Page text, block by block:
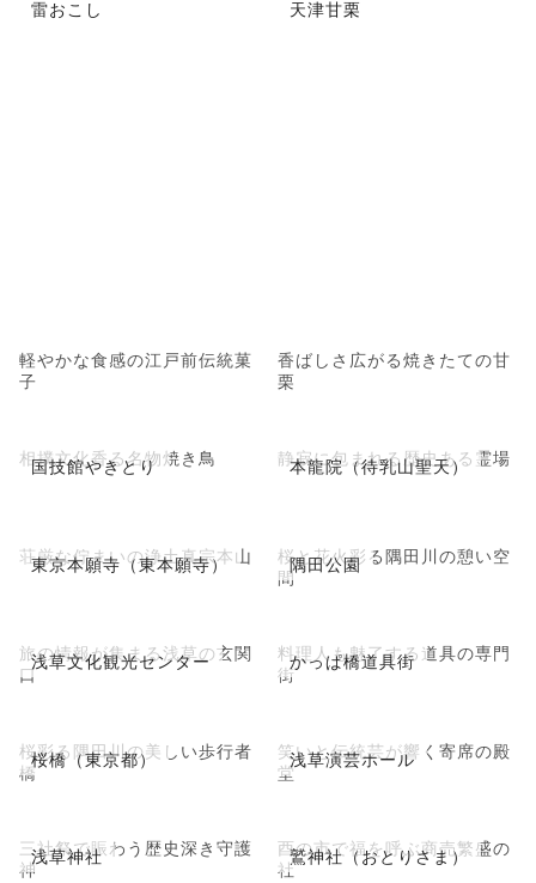
雷おこし
軽やかな食感の江戸前伝統菓
子
天津甘栗
香ばしさ広がる焼きたての甘
栗
国技館やきとり
相撲文化香る名物焼き鳥 本龍院（待乳山聖天）
静寂に包まれる歴史ある霊場
東京本願寺（東本願寺）
荘厳な佇まいの浄土真宗本山 隅田公園
桜と花火彩る隅田川の憩い空
間
浅草文化観光センター
旅の情報が集まる浅草の玄関
口
かっぱ橋道具街
料理人も魅了する道具の専門
街
桜橋（東京都）
桜彩る隅田川の美しい歩行者
橋
浅草演芸ホール
笑いと伝統芸が響く寄席の殿
堂
浅草神社
三社祭で賑わう歴史深き守護
神
鷲神社（おとりさま）
酉の市で福を呼ぶ商売繁盛の
社